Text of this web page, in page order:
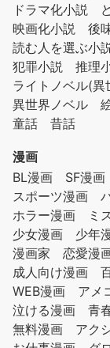
ドラマ化小説
映画化小説
後
読む人を選ぶ小
犯罪小説
推理
ライトノベル(異
異世界ノベル
童話
昔話
漫画
BL漫画
SF漫画
スポーツ漫画
ホラー漫画
ミ
少女漫画
少年
漫画家
恋愛漫
成人向け漫画
WEB漫画
アメ
泣ける漫画
青
無料漫画
アク